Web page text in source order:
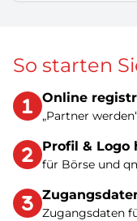
So starten
Online
„Partner
Profil & Logo
für Börse und
Zugangsdaten